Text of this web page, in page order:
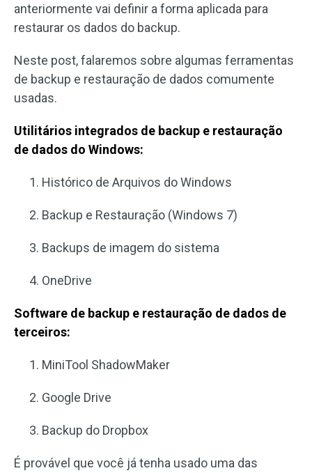
anteriormente vai definir a forma aplicada para
restaurar os dados do backup.
Neste post, falaremos sobre algumas ferramentas
de backup e restauração de dados comumente
usadas.
Utilitários integrados de backup e restauração
de dados do Windows:
Histórico de Arquivos do Windows
Backup e Restauração (Windows 7)
Backups de imagem do sistema
OneDrive
Software de backup e restauração de dados de
terceiros:
MiniTool ShadowMaker
Google Drive
Backup do Dropbox
É provável que você já tenha usado uma das